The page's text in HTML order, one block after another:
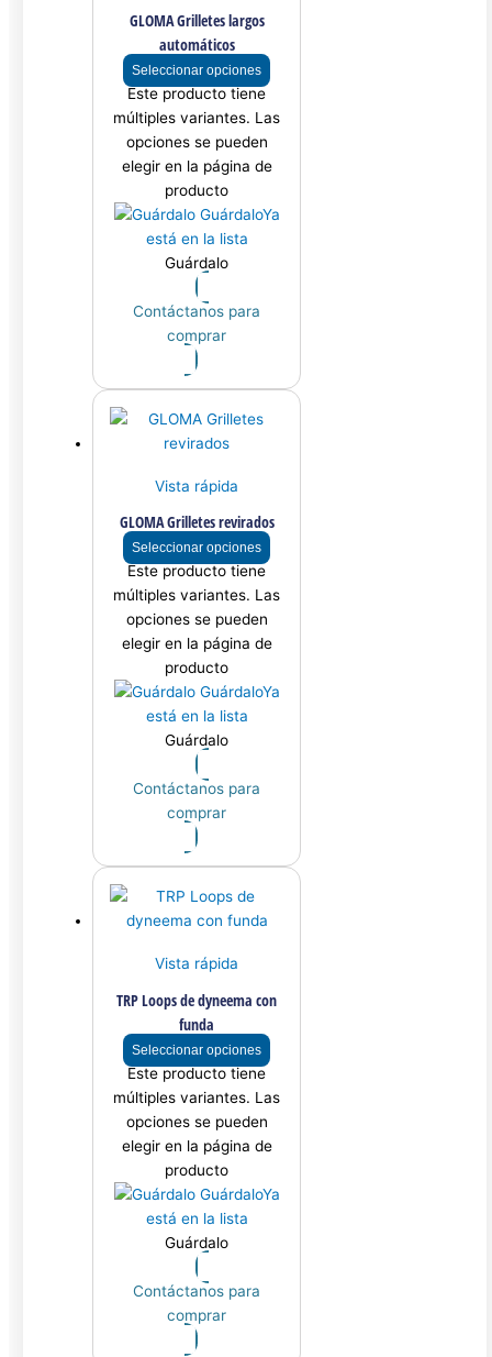
GLOMA Grilletes largos
automáticos
Seleccionar opciones
Este producto tiene
múltiples variantes. Las
opciones se pueden
elegir en la página de
producto
GuárdaloYa
está en la lista
Guárdalo
Contáctanos para
comprar
Vista rápida
GLOMA Grilletes revirados
Seleccionar opciones
Este producto tiene
múltiples variantes. Las
opciones se pueden
elegir en la página de
producto
GuárdaloYa
está en la lista
Guárdalo
Contáctanos para
comprar
Vista rápida
TRP Loops de dyneema con
funda
Seleccionar opciones
Este producto tiene
múltiples variantes. Las
opciones se pueden
elegir en la página de
producto
GuárdaloYa
está en la lista
Guárdalo
Contáctanos para
comprar